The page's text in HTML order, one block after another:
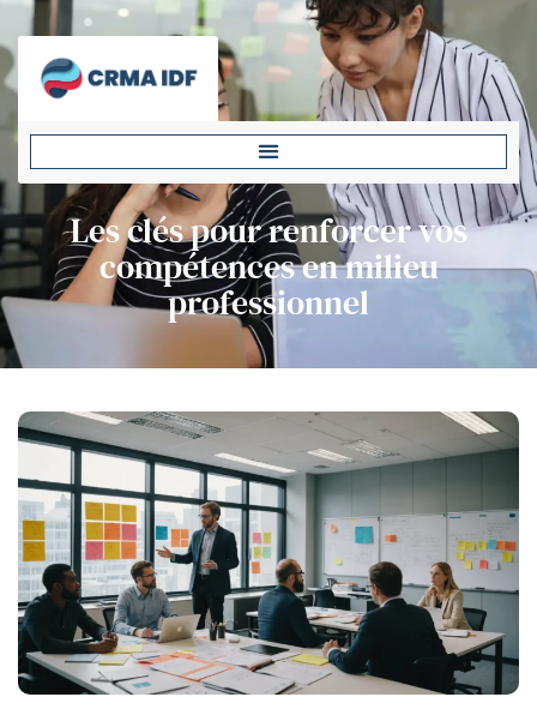
Les clés pour renforcer vos
compétences en milieu
professionnel